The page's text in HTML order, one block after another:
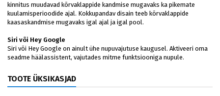
kinnitus muudavad kõrvaklappide kandmise mugavaks ka pikemate
kuulamisperioodide ajal. Kokkupandav disain teeb kõrvaklappide
kaasaskandmise mugavaks igal ajal ja igal pool.
Siri või Hey Google
Siri või Hey Google on ainult ühe nupuvajutuse kaugusel. Aktiveeri oma
seadme häälassistent, vajutades mitme funktsiooniga nupule.
TOOTE ÜKSIKASJAD